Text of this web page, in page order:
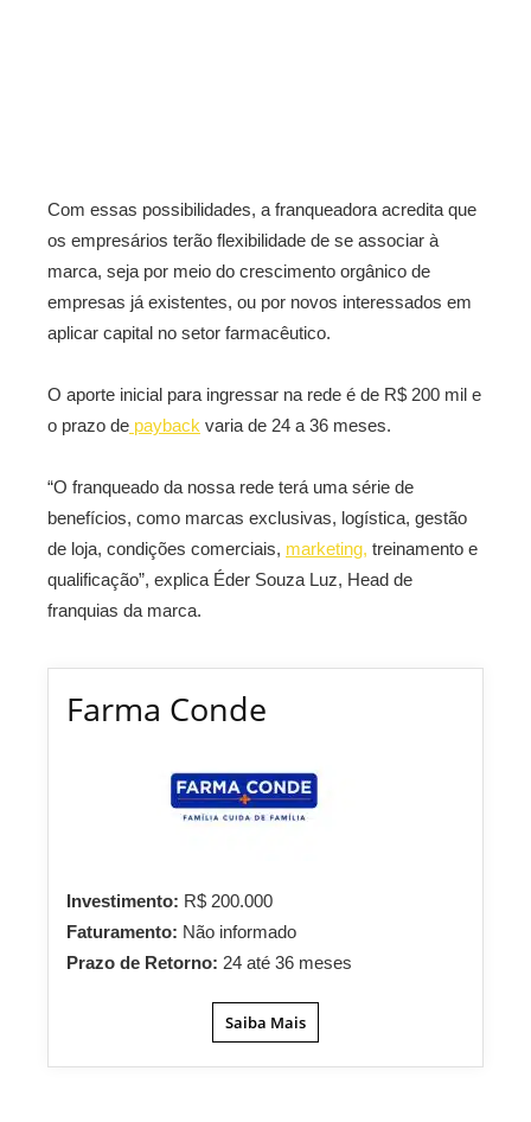
Com essas possibilidades, a franqueadora acredita que
os empresários terão flexibilidade de se associar à
marca, seja por meio do crescimento orgânico de
empresas já existentes, ou por novos interessados em
aplicar capital no setor farmacêutico.
O aporte inicial para ingressar na rede é de R$ 200 mil e
o prazo de payback varia de 24 a 36 meses.
“O franqueado da nossa rede terá uma série de
benefícios, como marcas exclusivas, logística, gestão
de loja, condições comerciais, marketing, treinamento e
qualificação”, explica Éder Souza Luz, Head de
franquias da marca.
Farma Conde
Investimento: R$ 200.000
Faturamento: Não informado
Prazo de Retorno: 24 até 36 meses
Saiba Mais